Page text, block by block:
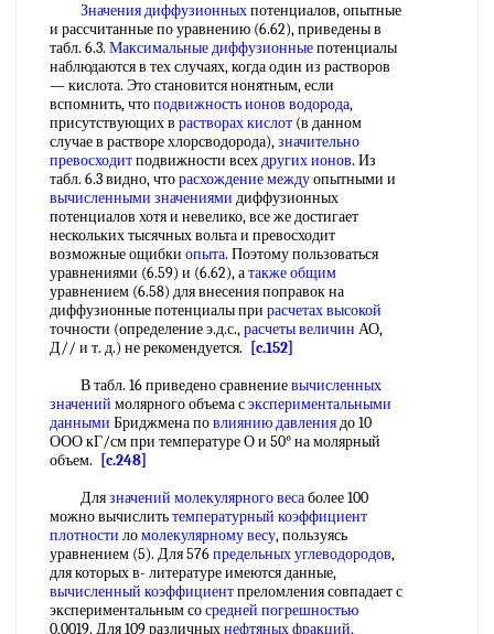
Значения диффузионныхпотенциалов, опытные
и рассчитанные по уравнению (6.62), приведены в
табл. 6.3. Максимальные диффузионныепотенциалы
наблюдаются в тех случаях, когда один из растворов
— кислота. Это становится нонятным, если
вспомнить, чтоподвижность ионов водорода,
присутствующих в растворах кислот (в данном
случае в растворе хлорсводорода),значительно
превосходитподвижности всехдругих ионов. Из
табл. 6.3 видно, чторасхождение междуопытными и
вычисленными значениями диффузионных
потенциалов хотя и невелико, все же достигает
нескольких тысячных вольта и превосходит
возможные ощибки опыта. Поэтому пользоваться
уравнениями (6.59) и (6.62), атакже общим
уравнением (6.58) для внесения поправок на
диффузионные потенциалы при расчетах высокой
точности (определение э.д.с.,расчеты величин АО,
Д// и т. д.) не рекомендуется.
[c.152]
В табл. 16 приведено сравнениевычисленных
значений молярного объема сэкспериментальными
данными Бриджмена повлиянию давлениядо 10
ООО кГ/см при температуре О и 50° на молярный
объем.
[c.248]
Длязначений молекулярного весаболее 100
можно вычислитьтемпературный коэффициент
плотности ломолекулярному весу, пользуясь
уравнением (5). Для 576предельных углеводородов,
для которых в- литературе имеются данные,
вычисленный коэффициентпреломления совпадает с
экспериментальным сосредней погрешностью
0,0019. Для 109 различныхнефтяных фракций,